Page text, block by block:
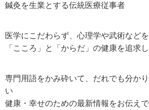
鍼灸を生業とする伝統医療従事者
医学にこだわらず、心理学や武術など
「こころ」と「からだ」の健康を追求し
専門用語をかみ砕いて、だれでも分か
い
健康・幸せのための最新情報をお伝え